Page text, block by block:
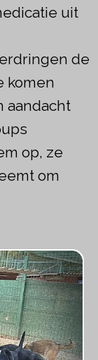
uit
de
komen
aandacht
op, ze
om